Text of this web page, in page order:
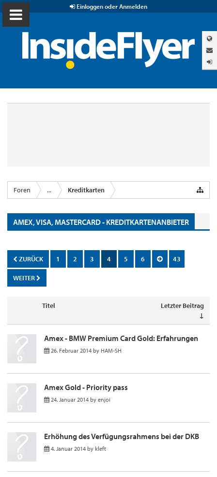
Einloggen oder Anmelden
Foren ... Kreditkarten
AMEX, VISA, MASTERCARD - KREDITKARTENANBIETER
ZURÜCK 1 2 3 4 5 6 43
WEITER
Titel
Letzter Beitrag
↓
Amex - BMW Premium Card Gold: Erfahrungen
26. Februar 2014 by HAM-SH
Amex Gold - Priority pass
24. Januar 2014 by enjoi
Erhöhung des Verfügungsrahmens bei der DKB
4. Januar 2014 by kleft